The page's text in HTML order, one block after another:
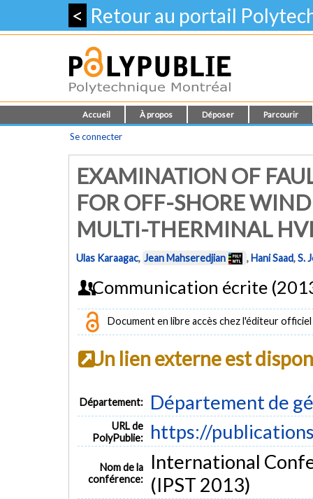
< Retour au portail
Accueil À propos Déposer Parcourir
Se connecter
EXAMINATION OF
FOR OFF-SHORE
MULTI-THERMINAL
Ulas Karaagac, Jean Mahseredjian ,Hani Saad,S.
Communication écrite
Document en libre accès chez l'éditeur officiel
Un lien externe est
Département: Département de
URL de
PolyPublie:
https://
Nom de la
conférence:
International
(IPST 2013)